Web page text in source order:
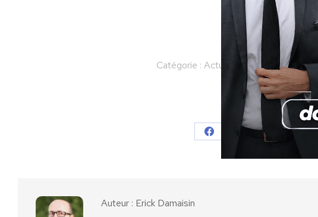
Catégorie : Actualités Par Erick
Partager cet
Partager
Partager
sur
Partager
sur
sur
Auteur : Erick Damaisin